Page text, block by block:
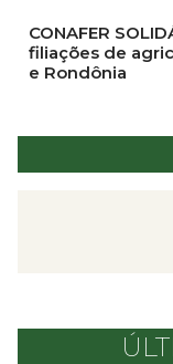
CONAFER
filiações de
e Rondônia